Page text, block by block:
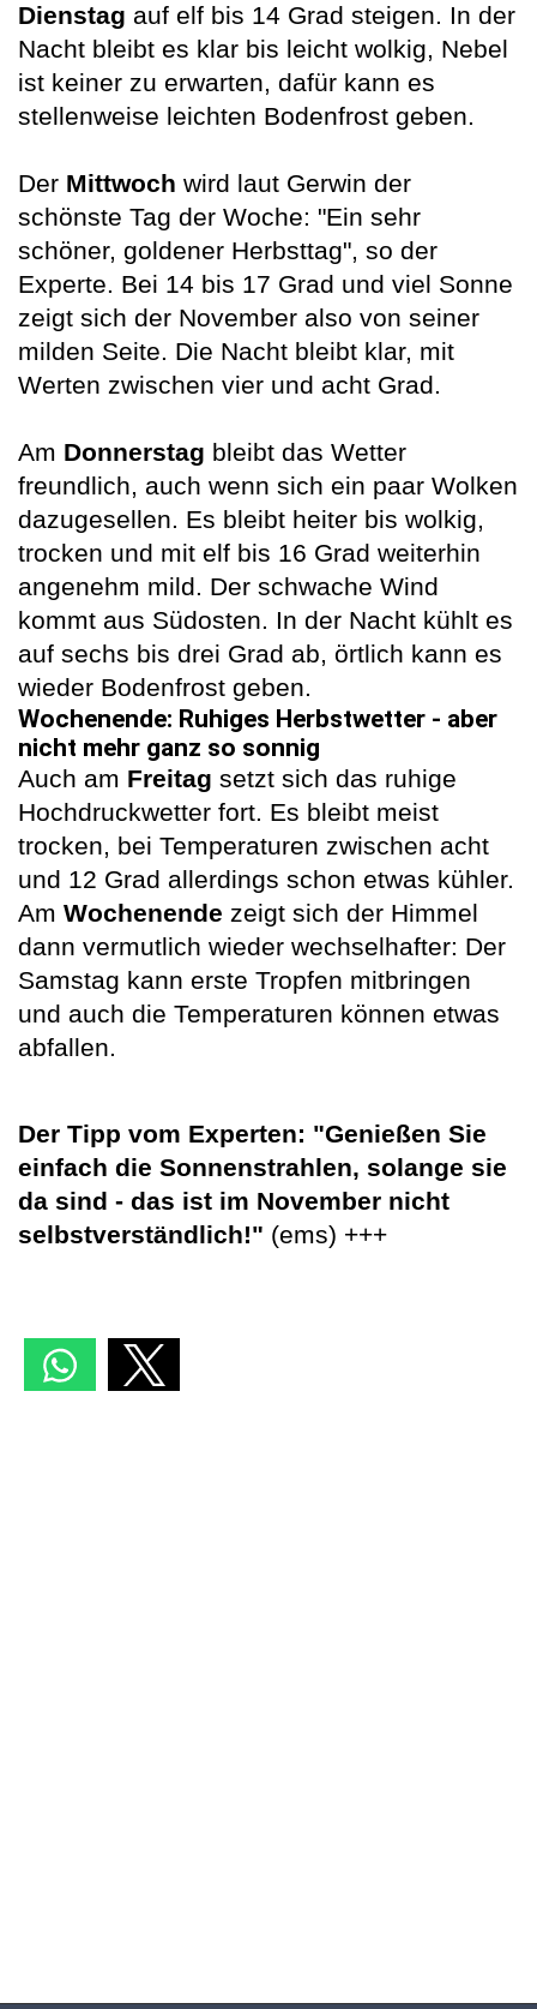
Dienstag auf elf bis 14 Grad steigen. In der
Nacht bleibt es klar bis leicht wolkig, Nebel
ist keiner zu erwarten, dafür kann es
stellenweise leichten Bodenfrost geben.
Der Mittwoch wird laut Gerwin der
schönste Tag der Woche: "Ein sehr
schöner, goldener Herbsttag", so der
Experte. Bei 14 bis 17 Grad und viel Sonne
zeigt sich der November also von seiner
milden Seite. Die Nacht bleibt klar, mit
Werten zwischen vier und acht Grad.
Am Donnerstag bleibt das Wetter
freundlich, auch wenn sich ein paar Wolken
dazugesellen. Es bleibt heiter bis wolkig,
trocken und mit elf bis 16 Grad weiterhin
angenehm mild. Der schwache Wind
kommt aus Südosten. In der Nacht kühlt es
auf sechs bis drei Grad ab, örtlich kann es
wieder Bodenfrost geben.
Wochenende: Ruhiges Herbstwetter - aber
nicht mehr ganz so sonnig
Auch am Freitag setzt sich das ruhige
Hochdruckwetter fort. Es bleibt meist
trocken, bei Temperaturen zwischen acht
und 12 Grad allerdings schon etwas kühler.
Am Wochenende zeigt sich der Himmel
dann vermutlich wieder wechselhafter: Der
Samstag kann erste Tropfen mitbringen
und auch die Temperaturen können etwas
abfallen.
Der Tipp vom Experten: "Genießen Sie
einfach die Sonnenstrahlen, solange sie
da sind - das ist im November nicht
selbstverständlich!" (ems) +++